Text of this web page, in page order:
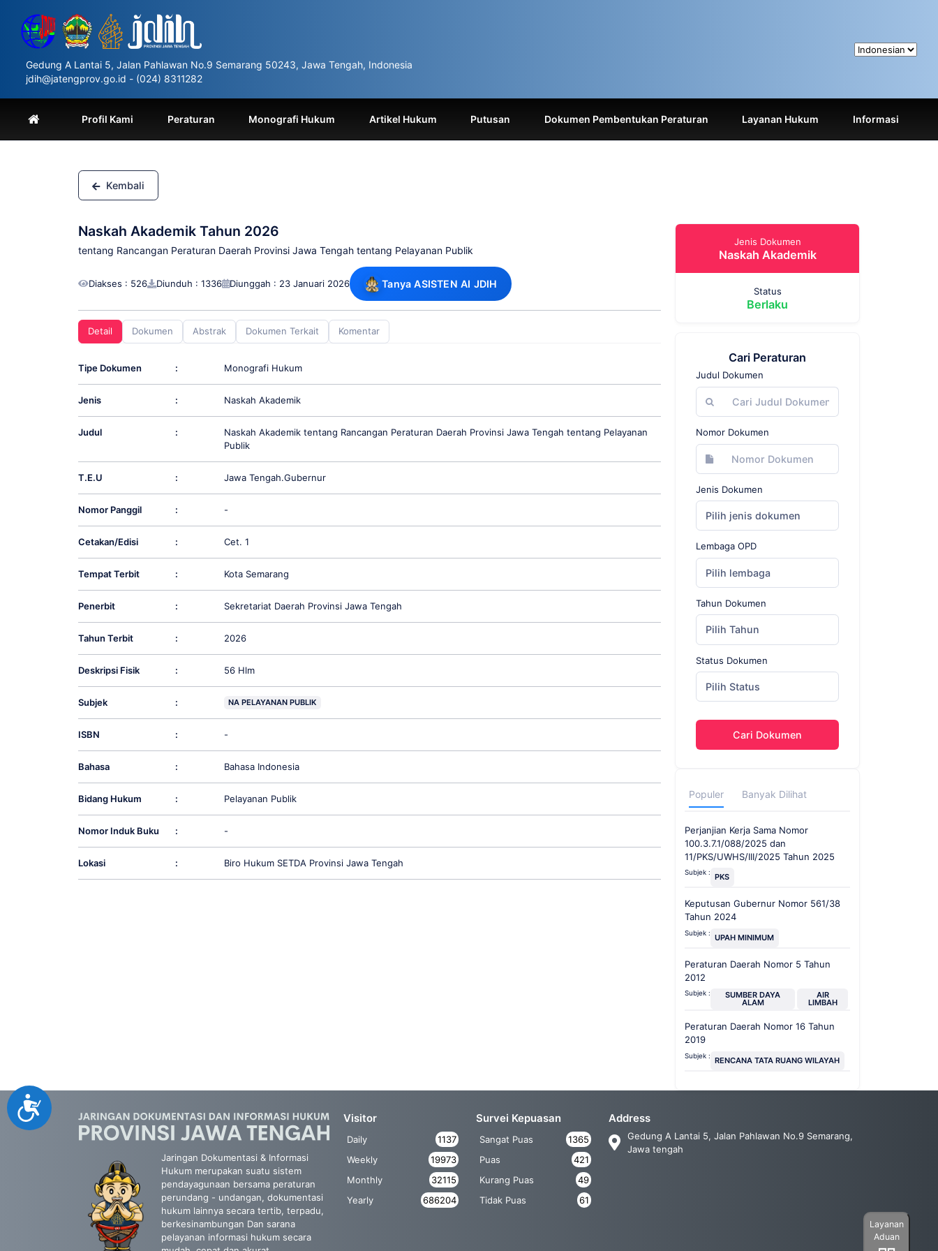
website
includes
accessibility
system.
Control-
F11
Accessibility
Gedung A Lantai 5, Jalan Pahlawan No.9 Semarang 50243, Jawa Tengah, Indonesia
jdih@jatengprov.go.id - (024) 8311282
Profil Kami Peraturan Monografi Hukum Artikel Hukum Putusan Dokumen Pembentukan Peraturan Layanan Hukum Informasi
Kembali
Naskah Akademik Tahun 2026
tentang Rancangan Peraturan Daerah Provinsi Jawa Tengah tentang Pelayanan Publik
Diakses : 526 Diunduh : 1336 Diunggah : 23 Januari 2026 Tanya ASISTEN AI JDIH
Detail Dokumen Abstrak Dokumen Terkait Komentar
Tipe Dokumen : Monografi Hukum
Jenis : Naskah Akademik
Judul :
Naskah Akademik tentang Rancangan Peraturan Daerah Provinsi Jawa Tengah tentang Pelayanan
Publik
T.E.U : Jawa Tengah.Gubernur
Nomor Panggil : -
Cetakan/Edisi : Cet. 1
Tempat Terbit : Kota Semarang
Penerbit : Sekretariat Daerah Provinsi Jawa Tengah
Tahun Terbit : 2026
Deskripsi Fisik : 56 Hlm
Subjek : NA PELAYANAN PUBLIK
ISBN : -
Bahasa : Bahasa Indonesia
Bidang Hukum : Pelayanan Publik
Nomor Induk Buku : -
Lokasi : Biro Hukum SETDA Provinsi Jawa Tengah
Jenis Dokumen
Naskah Akademik
Status
Berlaku
Cari Peraturan
Judul Dokumen
Nomor Dokumen
Jenis Dokumen
Pilih jenis dokumen
Lembaga OPD
Pilih lembaga
Tahun Dokumen
Pilih Tahun
Status Dokumen
Pilih Status
Cari Dokumen
Populer Banyak Dilihat
Perjanjian Kerja Sama Nomor
100.3.7.1/088/2025 dan
11/PKS/UWHS/III/2025 Tahun 2025
Subjek : PKS
Keputusan Gubernur Nomor 561/38
Tahun 2024
Subjek : UPAH MINIMUM
Peraturan Daerah Nomor 5 Tahun
2012
Subjek : SUMBER DAYA
ALAM
AIR
LIMBAH
Peraturan Daerah Nomor 16 Tahun
2019
Subjek : RENCANA TATA RUANG WILAYAH
Jaringan Dokumentasi & Informasi
Hukum merupakan suatu sistem
pendayagunaan bersama peraturan
perundang - undangan, dokumentasi
hukum lainnya secara tertib, terpadu,
berkesinambungan Dan sarana
pelayanan informasi hukum secara
Visitor
Daily
1137
Weekly
19973
Monthly
32115
Yearly
686204
Survei Kepuasan
Sangat Puas
1365
Puas
421
Kurang Puas
49
Tidak Puas
61
Address
Gedung A Lantai 5, Jalan Pahlawan No.9 Semarang,
Jawa tengah
Layanan
Aduan